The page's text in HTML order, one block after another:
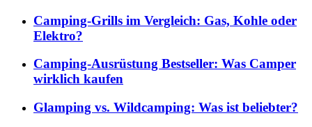
Camping-Grills im Vergleich: Gas, Kohle oder
Elektro?
Camping-Ausrüstung Bestseller: Was Camper
wirklich kaufen
Glamping vs. Wildcamping: Was ist beliebter?